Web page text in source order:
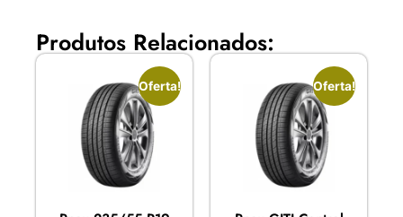
Produtos Relacionados:
Oferta! Oferta!